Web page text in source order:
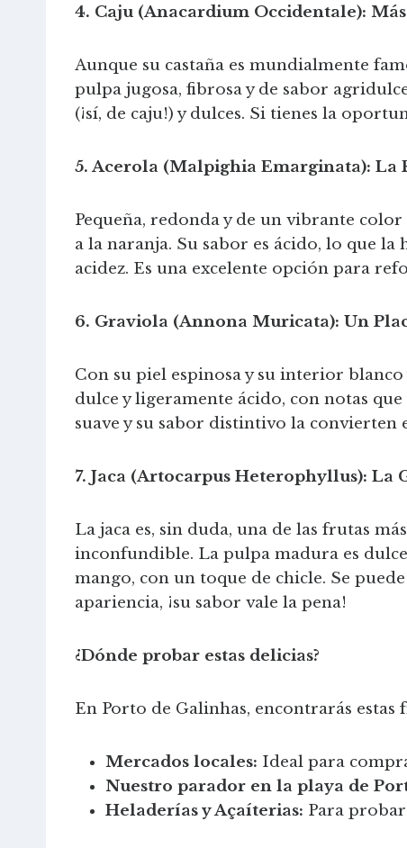
4. Caju (Anacardium Occidentale):
Aunque su castaña es mundialmente
pulpa jugosa, fibrosa y de sabor
(¡sí, de caju!) y dulces. Si tienes la
5. Acerola (Malpighia Emarginata): La
Pequeña, redonda y de un vibrante
a la naranja. Su sabor es ácido, lo que
acidez. Es una excelente opción para
6. Graviola (Annona Muricata): Un
Con su piel espinosa y su interior
dulce y ligeramente ácido, con notas
suave y su sabor distintivo la
7. Jaca (Artocarpus Heterophyllus): La
La jaca es, sin duda, una de las frutas
inconfundible. La pulpa madura es
mango, con un toque de chicle. Se
apariencia, ¡su sabor vale la pena!
¿Dónde probar estas delicias?
En Porto de Galinhas, encontrarás estas
Mercados locales: Ideal para
Nuestro parador en la playa de
Heladerías y Açaíterias: Para